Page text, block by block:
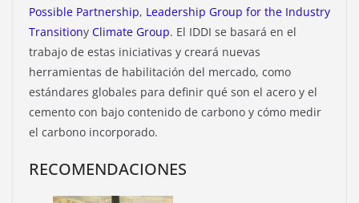
Possible Partnership, Leadership Group for the Industry
Transitiony Climate Group. El IDDI se basará en el
trabajo de estas iniciativas y creará nuevas
herramientas de habilitación del mercado, como
estándares globales para definir qué son el acero y el
cemento con bajo contenido de carbono y cómo medir
el carbono incorporado.
RECOMENDACIONES